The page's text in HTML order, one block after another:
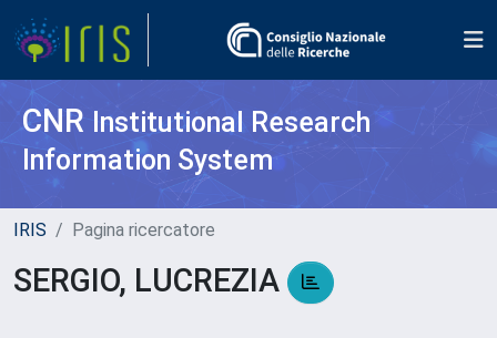
CNR Institutional Research
Information System
IRIS Pagina ricercatore
SERGIO, LUCREZIA